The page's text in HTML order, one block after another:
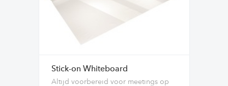
Stick-on Whiteboard
Altijd voorbereid voor meetings op